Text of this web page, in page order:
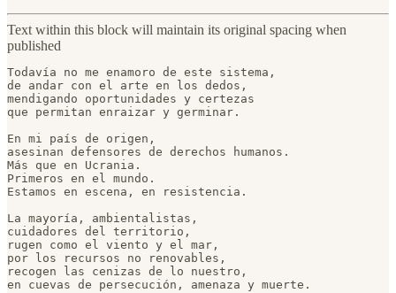
Text within this block will maintain its original spacing when
published
Todavía no me enamoro de este sistema,
de andar con el arte en los dedos,
mendigando oportunidades y certezas
que permitan enraizar y germinar.
En mi país de origen,
asesinan defensores de derechos humanos.
Más que en Ucrania.
Primeros en el mundo.
Estamos en escena, en resistencia.
La mayoría, ambientalistas,
cuidadores del territorio,
rugen como el viento y el mar,
por los recursos no renovables,
recogen las cenizas de lo nuestro,
en cuevas de persecución, amenaza y muerte.